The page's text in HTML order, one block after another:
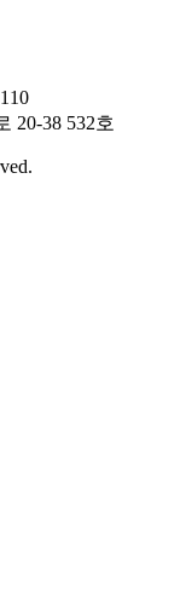
20-38 532호